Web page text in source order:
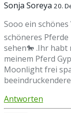
Sonja Soreya 20.
Sooo ein schönes
schöneres
sehen🐎 .Ihr
meinem Pferd
Moonlight frei
Antworten